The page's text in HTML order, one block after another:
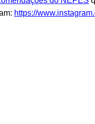
https://